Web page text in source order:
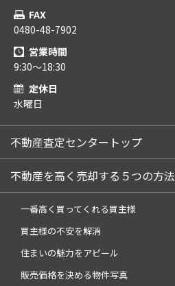
FAX
0480-48-7902
営業時間
9:30～18:30
定休日
水曜日
不動産査定センタートップ
不動産を高く売却する５つの方法
一番高く買ってくれる買主様
買主様の不安を解消
住まいの魅力をアピール
販売価格を決める物件写真